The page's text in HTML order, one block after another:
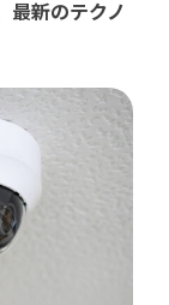
最新のテクノ